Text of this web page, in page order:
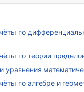
по
по теории
уравнения
по алгебре и